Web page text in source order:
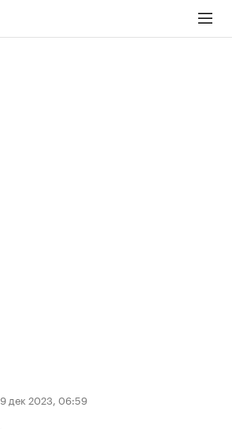
дек 2023, 06:59